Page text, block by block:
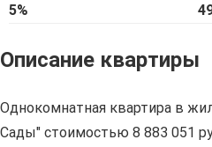
5%
Описание квартиры
Однокомнатная квартира в
Сады" стоимостью 8 883 051